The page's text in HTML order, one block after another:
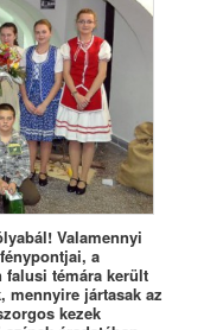
Valamennyi
a
falusi témára került
mennyire jártasak az
kezek